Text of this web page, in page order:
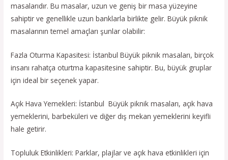
masalarıdır. Bu masalar, uzun ve geniş bir masa yüzeyine
sahiptir ve genellikle uzun banklarla birlikte gelir. Büyük piknik
masalarının temel amaçları şunlar olabilir:
Fazla Oturma Kapasitesi: İstanbul Büyük piknik masaları, birçok
insanı rahatça oturtma kapasitesine sahiptir. Bu, büyük gruplar
için ideal bir seçenek yapar.
Açık Hava Yemekleri: İstanbul Büyük piknik masaları, açık hava
yemeklerini, barbeküleri ve diğer dış mekan yemeklerini keyifli
hale getirir.
Topluluk Etkinlikleri: Parklar, plajlar ve açık hava etkinlikleri için